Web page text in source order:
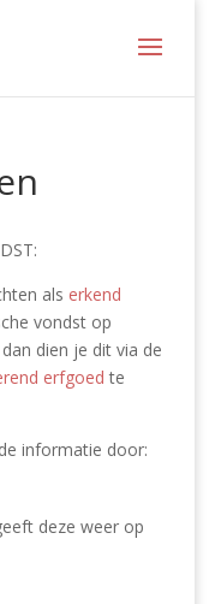
als erkend
vondst op
dien je dit via de
erfgoedte
informatie door:
deze weer op